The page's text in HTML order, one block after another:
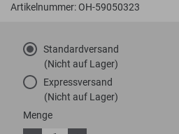
Artikelnummer: OH-59050323
Standardversand
(Nicht auf Lager)
Expressversand
(Nicht auf Lager)
Menge